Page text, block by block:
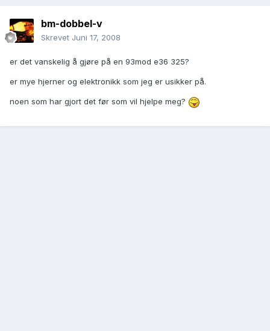
bm-dobbel-v
Skrevet Juni 17, 2008
er det vanskelig å gjøre på en 93mod e36 325?
er mye hjerner og elektronikk som jeg er usikker på.
noen som har gjort det før som vil hjelpe meg?